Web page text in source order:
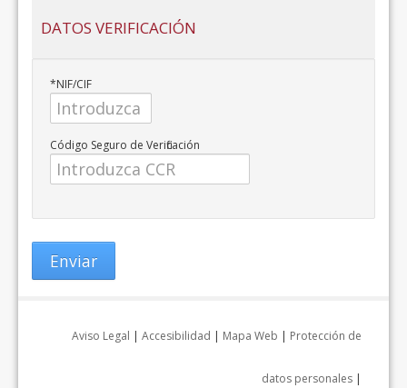
DATOS VERIFICACIÓN
*NIF/CIF
Código Seguro de Verificación
Aviso Legal | Accesibilidad | Mapa Web | Protección de
datos personales |